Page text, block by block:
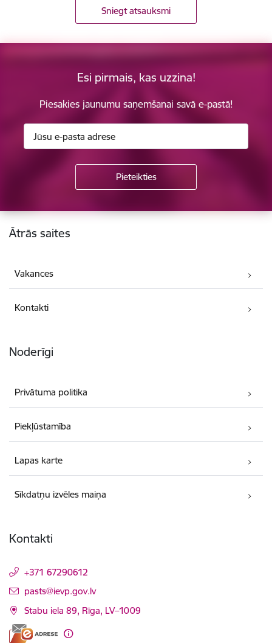
Sniegt atsauksmi
Esi pirmais, kas uzzina!
Piesakies jaunumu saņemšanai savā e-pastā!
Kājene
Ātrās saites
Vakances
Kontakti
Noderīgi
Privātuma politika
Piekļūstamība
Lapas karte
Sīkdatņu izvēles maiņa
Kontakti
+371 67290612
E-pasts:
pasts@ievp.gov.lv
Stabu iela 89, Rīga, LV–1009